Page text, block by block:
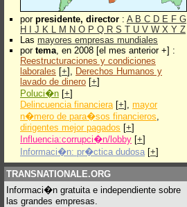
por presidente, director : A B C D E F G
H
J K L M N O P Q R S T U V W X Y Z
Las mayores empresas mundiales
por tema, en 2008 [el mes anterior +] :
Reestructuraciones y condiciones
laborales [+], Derechos Humanos y
lavado de dinero [+]
Poluci�n [+]
Delincuencia financiera[+], mayor
n�mero de para�sos financieros,
dirigentes mejor pagados [+]
Influencia:corrupci�n/lobby [+]
Informaci�n: pr�ctica dudosa [+]
TRANSNATIONALE.ORG
Informaci�n gratuita e independiente sobre
las grandes empresas.